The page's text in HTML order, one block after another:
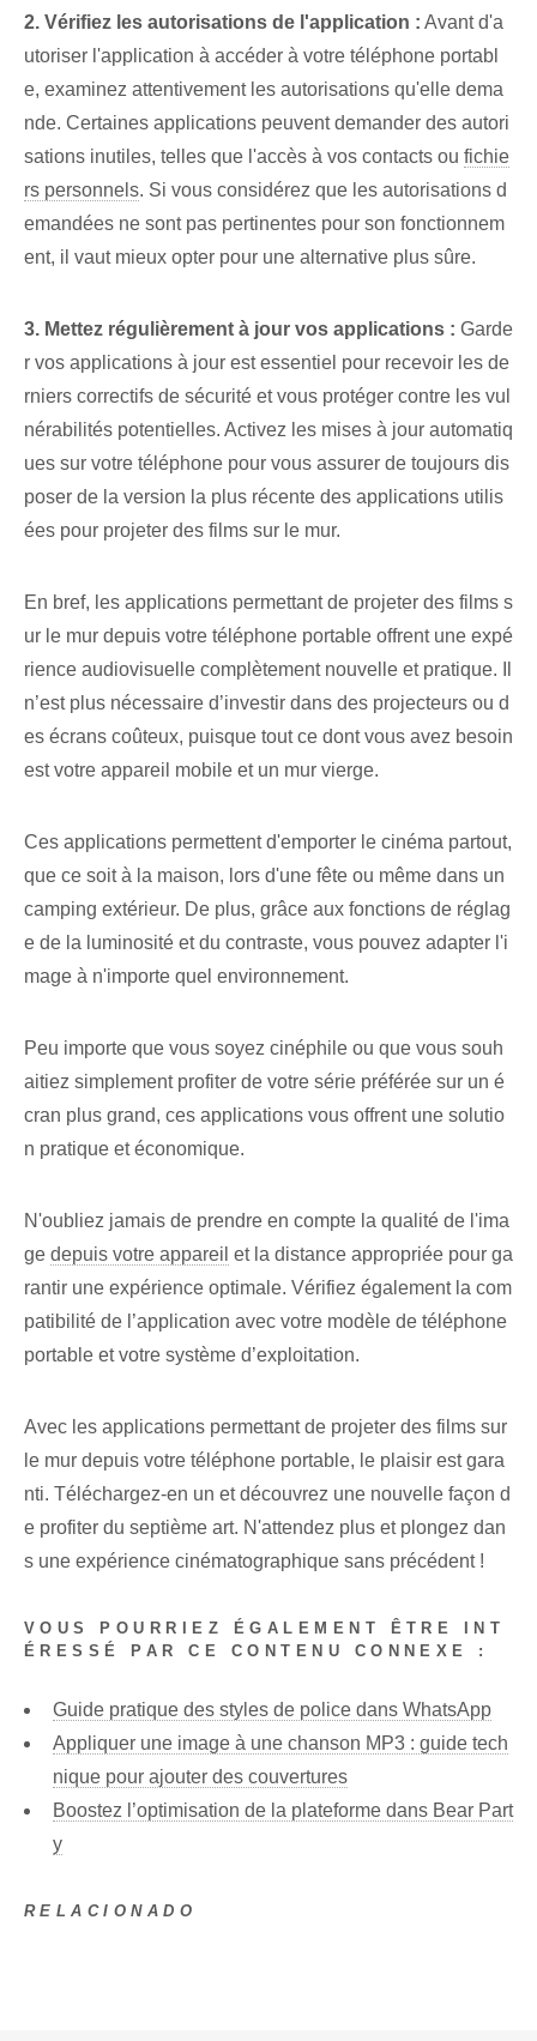
2. Vérifiez les autorisations de l'application : Avant d'a
utoriser l'application à accéder à votre téléphone portabl
e, examinez attentivement les autorisations qu'elle dema
nde. Certaines applications peuvent demander des autori
sations inutiles, telles que l'accès⁤ à vos contacts ou fichie
rs personnels. Si vous considérez que les autorisations d
emandées ne sont pas pertinentes pour son fonctionnem
ent, il vaut mieux opter pour une alternative plus sûre.
3. Mettez régulièrement à jour vos applications : Garde
r vos applications à jour est essentiel pour recevoir les de
rniers correctifs de sécurité et vous protéger contre les vul
nérabilités potentielles. Activez les mises à jour automatiq
ues sur votre téléphone pour vous assurer de toujours dis
poser de la version la plus récente des applications utilis
ées pour projeter des films sur le mur.
En bref, les applications permettant de projeter des films s
ur le mur depuis votre téléphone portable offrent une expé
rience audiovisuelle complètement nouvelle et pratique. Il
n’est plus nécessaire d’investir dans des projecteurs ou d
es écrans coûteux, puisque tout ce dont vous avez besoin
est votre appareil mobile et un mur vierge.
Ces applications permettent d'emporter le cinéma partout,
que ce soit à la maison, lors d'une fête ou même dans un
camping extérieur. De plus, grâce aux fonctions de réglag
e de la luminosité et du contraste, vous pouvez adapter l'i
mage à n'importe quel environnement.
Peu importe que vous soyez cinéphile ou que vous souh
aitiez simplement profiter⁤ de votre série préférée sur un é
cran plus grand, ces applications vous offrent une solutio
n pratique et économique.
N'oubliez jamais de prendre en compte⁤ la qualité de l'ima
ge depuis votre appareil et la distance appropriée pour ga
rantir une expérience optimale. Vérifiez également la com
patibilité de l’application avec votre modèle de téléphone
portable et votre système d’exploitation.
Avec les applications permettant de projeter des films sur
le mur depuis votre téléphone portable, le plaisir est gara
nti. Téléchargez-en un et découvrez une nouvelle façon d
e profiter du septième art. N'attendez plus et plongez dan
s une expérience cinématographique sans précédent !
VOUS POURRIEZ ÉGALEMENT ÊTRE INT
ÉRESSÉ PAR CE CONTENU CONNEXE :
Guide pratique des styles de police dans WhatsApp
Appliquer une image à une chanson MP3 : guide tech
nique pour ajouter des couvertures
Boostez l’optimisation de la plateforme dans Bear Part
y
RELACIONADO